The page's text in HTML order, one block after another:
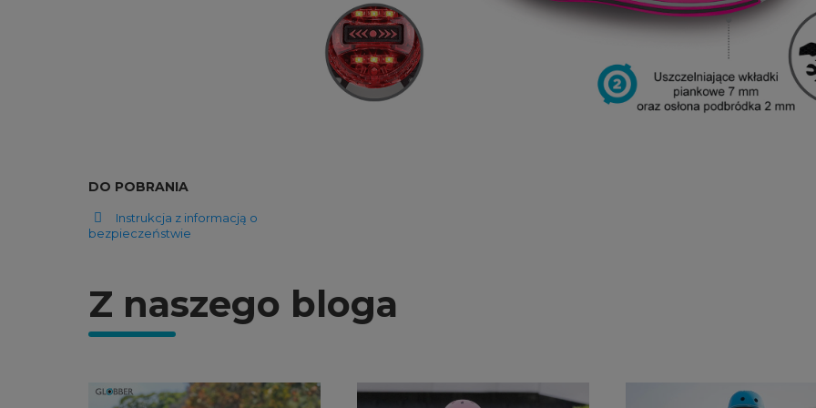
DO POBRANIA
Instrukcja z informacją o
bezpieczeństwie
Z naszego bloga